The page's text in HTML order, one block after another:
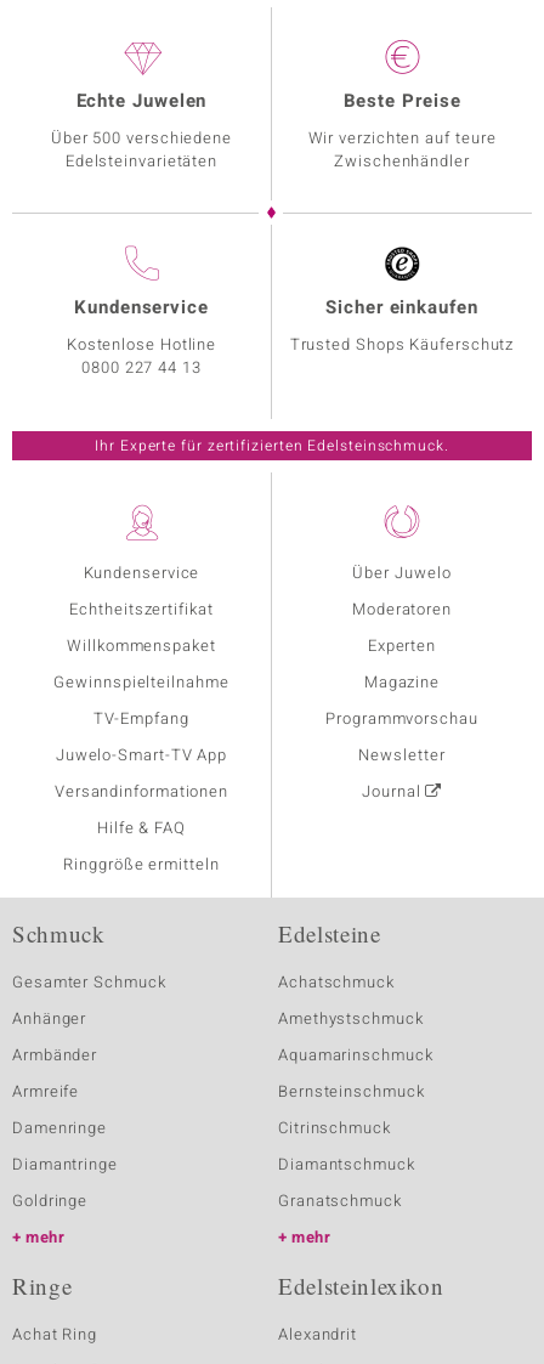
Kundenservice
Echtheitszertifikat
Willkommenspaket
Gewinnspielteilnahme
TV-Empfang
Juwelo-Smart-TV App
Versandinformationen
Hilfe & FAQ
Ringgröße ermitteln
Über Juwelo
Moderatoren
Experten
Magazine
Programmvorschau
Newsletter
Journal
Echte Juwelen
Über 500 verschiedene
Edelsteinvarietäten
Beste Preise
Wir verzichten auf teure
Zwischenhändler
Kundenservice
Kostenlose Hotline
0800 227 44 13
Sicher einkaufen
Trusted Shops Käuferschutz
Ihr Experte für zertifizierten Edelsteinschmuck.
Schmuck
Gesamter Schmuck
Anhänger
Armbänder
Armreife
Damenringe
Diamantringe
Goldringe
mehr
Edelsteine
Achatschmuck
Amethystschmuck
Aquamarinschmuck
Bernsteinschmuck
Citrinschmuck
Diamantschmuck
Granatschmuck
mehr
Ringe
Achat Ring
Edelsteinlexikon
Alexandrit